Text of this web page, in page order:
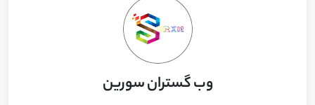
وب گستران سورین